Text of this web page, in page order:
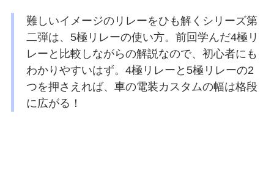
難しいイメージのリレーをひも解くシリーズ第
二弾は、5極リレーの使い方。前回学んだ4極リ
レーと比較しながらの解説なので、初心者にも
わかりやすいはず。4極リレーと5極リレーの2
つを押さえれば、車の電装カスタムの幅は格段
に広がる！